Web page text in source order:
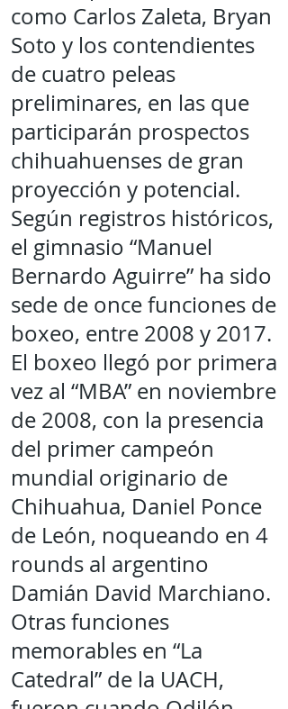
como Carlos Zaleta, Bryan
Soto y los contendientes
de cuatro peleas
preliminares, en las que
participarán prospectos
chihuahuenses de gran
proyección y potencial.
Según registros históricos,
el gimnasio “Manuel
Bernardo Aguirre” ha sido
sede de once funciones de
boxeo, entre 2008 y 2017.
El boxeo llegó por primera
vez al “MBA” en noviembre
de 2008, con la presencia
del primer campeón
mundial originario de
Chihuahua, Daniel Ponce
de León, noqueando en 4
rounds al argentino
Damián David Marchiano.
Otras funciones
memorables en “La
Catedral” de la UACH,